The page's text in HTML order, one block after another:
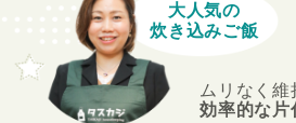
大人気の
炊き込みご飯
ムリなく
効率的な片